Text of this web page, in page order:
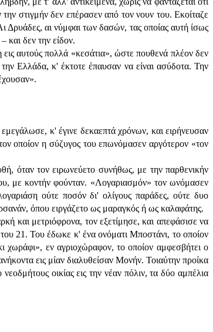
την στιγμήν δεν επέρασεν από τον νουν του. Εκοίταζε
Δρυάδες, αι νύμφαι των δασών, τας οποίας αυτή ίσως
και δεν την είδον.
αυτούς πολλά «κεσάτια», ώστε πουθενά πλέον δεν
Ελλάδα, κ' έκτοτε έπαυσαν να είναι ασύδοτα. Την
κ' έγινε δεκαεπτά χρόνων, και ειρήνευσαν
οποίον η σύζυγος του επωνόμασεν αργότερον «τον
όταν τον ειρωνεύετο συνήθως, με την παρθενικήν
με κοντήν φούνταν. «Λογαριασμόν» τον ωνόμασεν
ούτε ποσόν δι' ολίγους παράδες, ούτε δυο
όπου ειργάζετο ως μαραγκός ή ως καλαφάτης.
και μετριόφρονα, τον εξετίμησε, και απεφάσισε να
21. Του έδωκε κ' ένα ονόματι Μποστάνι, το οποίον
χωράφι», εν αγριοχώραφον, το οποίον αμφεσβήτει ο
εις μίαν διαλυθείσαν Μονήν. Τοιαύτην προίκα
οικίας εις την νέαν πόλιν, τα δύο αμπέλια